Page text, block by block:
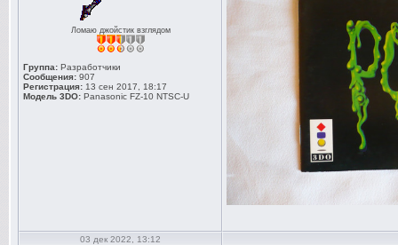
Ломаю джойстик взглядом
Группа: Разработчики
Сообщения: 907
Регистрация: 13 сен 2017, 18:17
Модель 3DO: Panasonic FZ-10 NTSC-U
03 дек 2022, 13:12